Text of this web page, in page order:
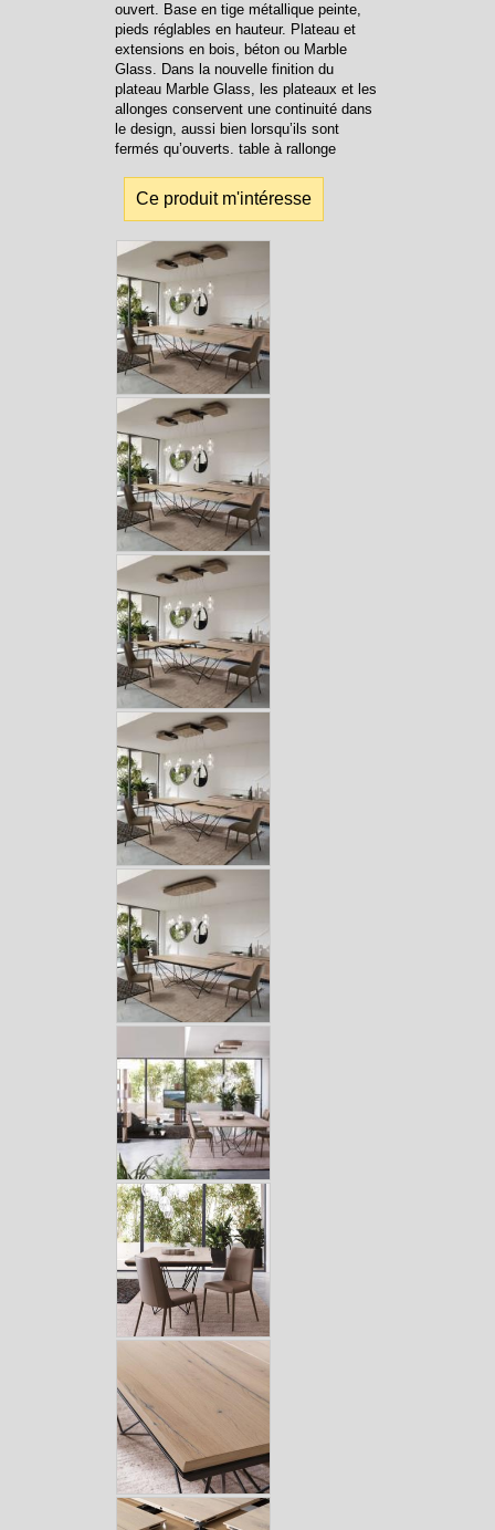
ouvert. Base en tige métallique peinte,
pieds réglables en hauteur. Plateau et
extensions en bois, béton ou Marble
Glass. Dans la nouvelle finition du
plateau Marble Glass, les plateaux et les
allonges conservent une continuité dans
le design, aussi bien lorsqu’ils sont
fermés qu’ouverts. table à rallonge
Ce produit m'intéresse